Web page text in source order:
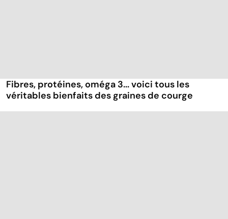
Fibres, protéines, oméga 3... voici tous les
véritables bienfaits des graines de courge